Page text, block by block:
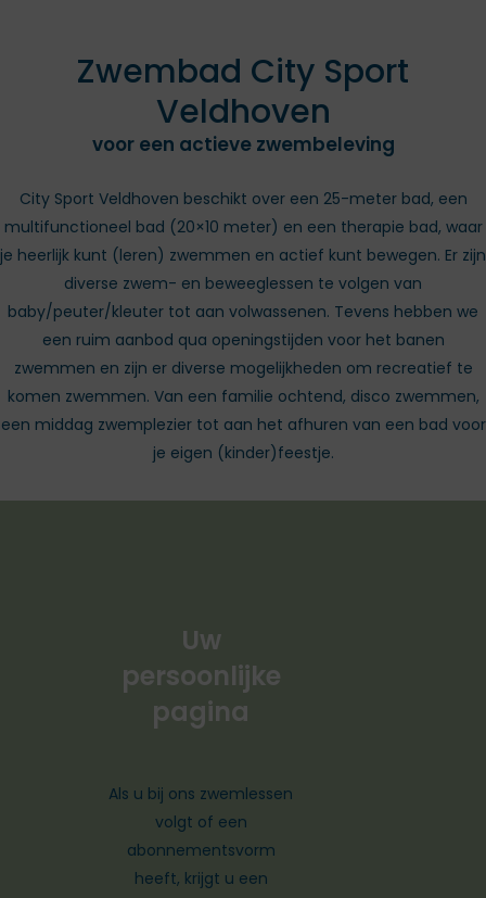
Zwembad City Sport
Veldhoven
voor een actieve zwembeleving
City Sport Veldhoven beschikt over een 25-meter bad, een
multifunctioneel bad (20×10 meter) en een therapie bad, waar
je heerlijk kunt (leren) zwemmen en actief kunt bewegen. Er zijn
diverse zwem- en beweeglessen te volgen van
baby/peuter/kleuter tot aan volwassenen. Tevens hebben we
een ruim aanbod qua openingstijden voor het banen
zwemmen en zijn er diverse mogelijkheden om recreatief te
komen zwemmen. Van een familie ochtend, disco zwemmen,
een middag zwemplezier tot aan het afhuren van een bad voor
je eigen (kinder)feestje.
Uw
persoonlijke
pagina
Als u bij ons zwemlessen
volgt of een
abonnementsvorm
heeft, krijgt u een